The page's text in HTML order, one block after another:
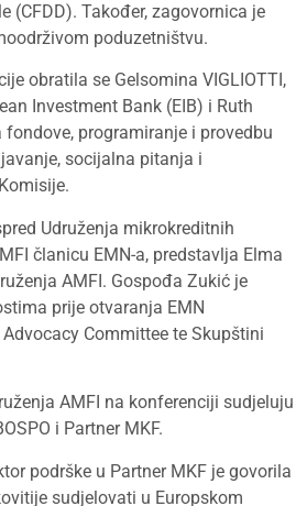
(CFDD). Također, zagovornica je
poduzetništvu.
obratila se Gelsomina VIGLIOTTI,
Investment Bank (EIB) i Ruth
fondove, programiranje i provedbu
socijalna pitanja i
Udruženja mikrokreditnih
članicu EMN-a, predstavlja Elma
AMFI. Gospođa Zukić je
prije otvaranja EMN
Committee te Skupštini
AMFI na konferenciji sudjeluju
i Partner MKF.
podrške u Partner MKF je govorila
sudjelovati u Europskom